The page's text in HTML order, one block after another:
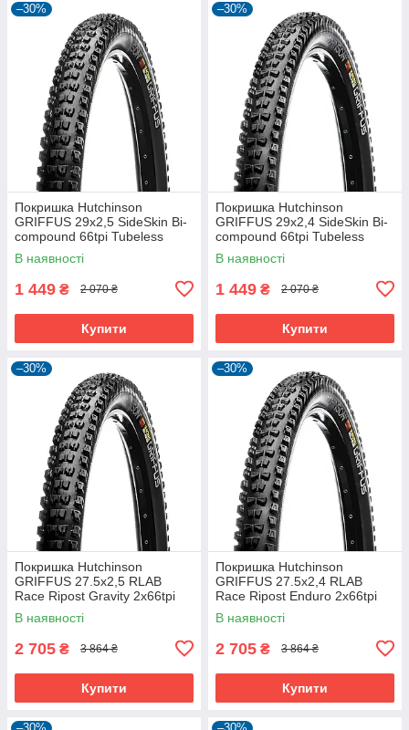
–30%
Покришка Hutchinson
GRIFFUS 29х2,5 SideSkin Bi-
compound 66tpi Tubeless
Ready Складна Black
В наявності
1 449 ₴ 2 070 ₴
Купити
–30%
Покришка Hutchinson
GRIFFUS 29х2,4 SideSkin Bi-
compound 66tpi Tubeless
Ready Складана Black
В наявності
1 449 ₴ 2 070 ₴
Купити
–30%
Покришка Hutchinson
GRIFFUS 27.5х2,5 RLAB
Race Ripost Gravity 2x66tpi
Tubeless Ready Складна
Black
В наявності
2 705 ₴ 3 864 ₴
Купити
–30%
Покришка Hutchinson
GRIFFUS 27.5х2,4 RLAB
Race Ripost Enduro 2x66tpi
Tubeless Ready Складна
Black
В наявності
2 705 ₴ 3 864 ₴
Купити
–30% –30%